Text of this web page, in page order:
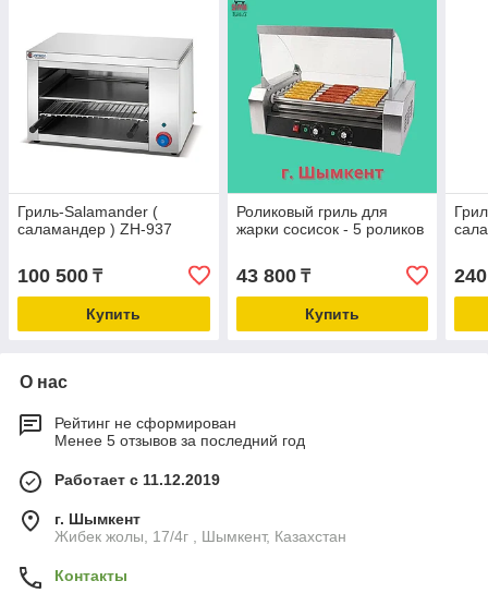
Гриль-Salamander (
саламандер ) ZH-937
100 500 ₸
Купить
Роликовый гриль для
жарки сосисок - 5 роликов
43 800₸
Купить
О нас
Рейтинг не сформирован
Менее 5 отзывов за последний год
Работает с 11.12.2019
г. Шымкент
Жибек жолы, 17/4г , Шымкент, Казахстан
Контакты